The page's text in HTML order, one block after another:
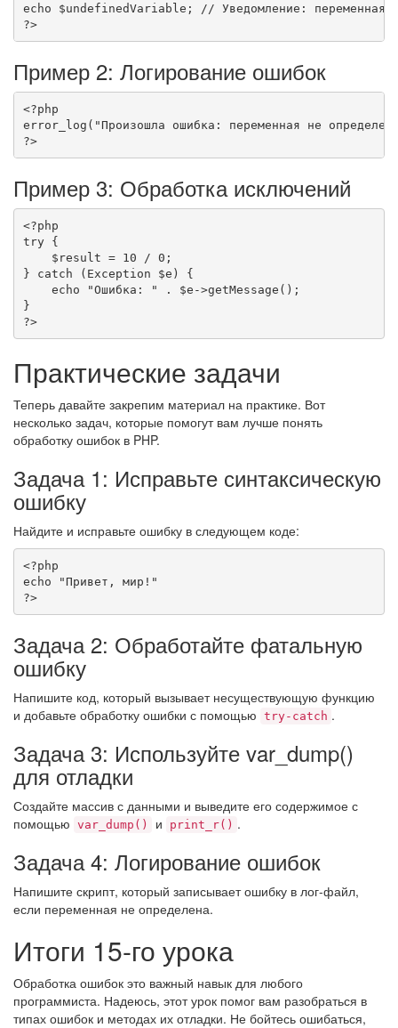
echo $undefinedVariable ;
// Уведомление: переменная
?>
Пример 2: Логирование ошибок
<?php
error_log ( "Произошла ошибка: переменная не
?>
Пример 3: Обработка исключений
<?php
try
{
$result = 10 / 0 ;
}
catch ( Exception $e )
{
echo
"Ошибка: " . $e ->getMessage ( ) ;
}
?>
Практические задачи
Теперь давайте закрепим материал на практике. Вот
несколько задач, которые помогут вам лучше понять
обработку ошибок в PHP.
Задача 1: Исправьте синтаксическую
ошибку
Найдите и исправьте ошибку в следующем коде:
<?php
echo
"Привет, мир!"
?>
Задача 2: Обработайте фатальную
ошибку
Напишите код, который вызывает несуществующую функцию
и добавьте обработку ошибки с помощью try-catch .
Задача 3: Используйте var_dump()
для отладки
Создайте массив с данными и выведите его содержимое с
помощью var_dump() и print_r() .
Задача 4: Логирование ошибок
Напишите скрипт, который записывает ошибку в лог-файл,
если переменная не определена.
Итоги 15-го урока
Обработка ошибок это важный навык для любого
программиста. Надеюсь, этот урок помог вам разобраться в
типах ошибок и методах их отладки. Не бойтесь ошибаться,